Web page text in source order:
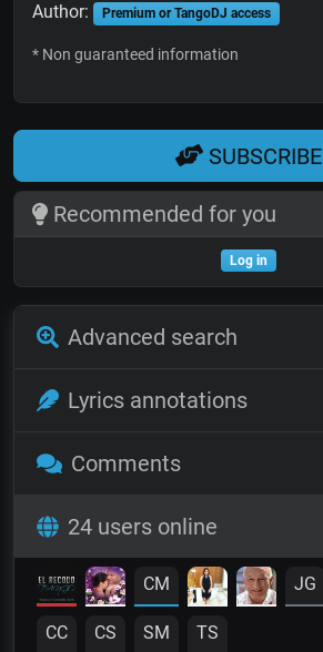
Author: Premium or TangoDJ access
* Non guaranteed information
SUBSCRIBE
Recommended for you
Log in
Advanced search
Lyrics annotations
Comments
24 users online
CM JG
CC CS SM TS